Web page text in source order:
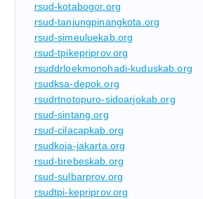
rsud-kotabogor.org
rsud-tanjungpinangkota.org
rsud-simeuluekab.org
rsud-tpikepriprov.org
rsuddrloekmonohadi-kuduskab.org
rsudksa-depok.org
rsudrtnotopuro-sidoarjokab.org
rsud-sintang.org
rsud-cilacapkab.org
rsudkoja-jakarta.org
rsud-brebeskab.org
rsud-sulbarprov.org
rsudtpi-kepriprov.org